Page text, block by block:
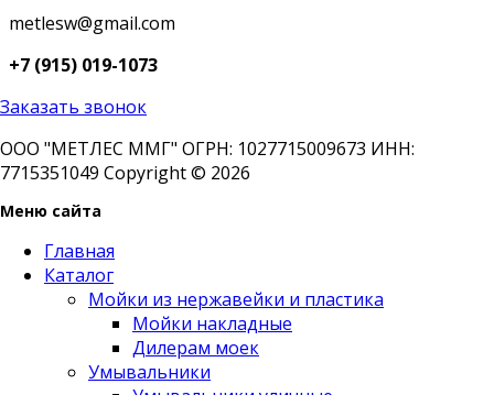
metlesw@gmail.com
+7 (915) 019-1073
Заказать звонок
ООО "МЕТЛЕС ММГ" ОГРН: 1027715009673 ИНН:
7715351049 Copyright © 2026
Меню сайта
Главная
Каталог
Мойки из нержавейки и пластика
Мойки накладные
Дилерам моек
Умывальники